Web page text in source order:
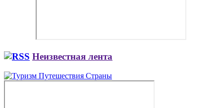
Неизвестная лента